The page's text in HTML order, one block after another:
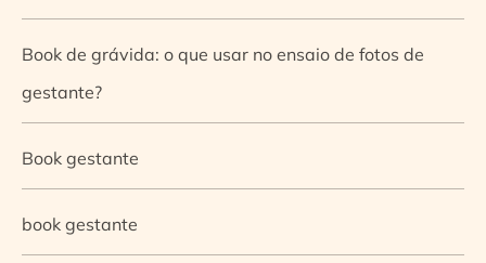
Book de grávida: o que usar no ensaio de fotos de
gestante?
Book gestante
book gestante